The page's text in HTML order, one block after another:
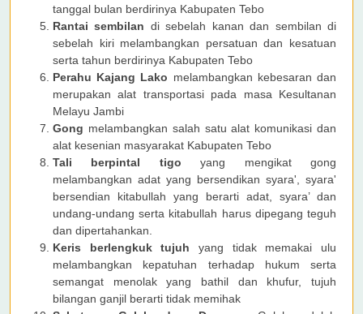
tanggal bulan berdirinya Kabupaten Tebo
Rantai sembilan di sebelah kanan dan sembilan di
sebelah kiri melambangkan persatuan dan kesatuan
serta tahun berdirinya Kabupaten Tebo
Perahu Kajang Lako melambangkan kebesaran dan
merupakan alat transportasi pada masa Kesultanan
Melayu Jambi
Gong melambangkan salah satu alat komunikasi dan
alat kesenian masyarakat Kabupaten Tebo
Tali berpintal tigo yang mengikat gong
melambangkan adat yang bersendikan syara', syara'
bersendian kitabullah yang berarti adat, syara’ dan
undang-undang serta kitabullah harus dipegang teguh
dan dipertahankan.
Keris berlengkuk tujuh yang tidak memakai ulu
melambangkan kepatuhan terhadap hukum serta
semangat menolak yang bathil dan khufur, tujuh
bilangan ganjil berarti tidak memihak